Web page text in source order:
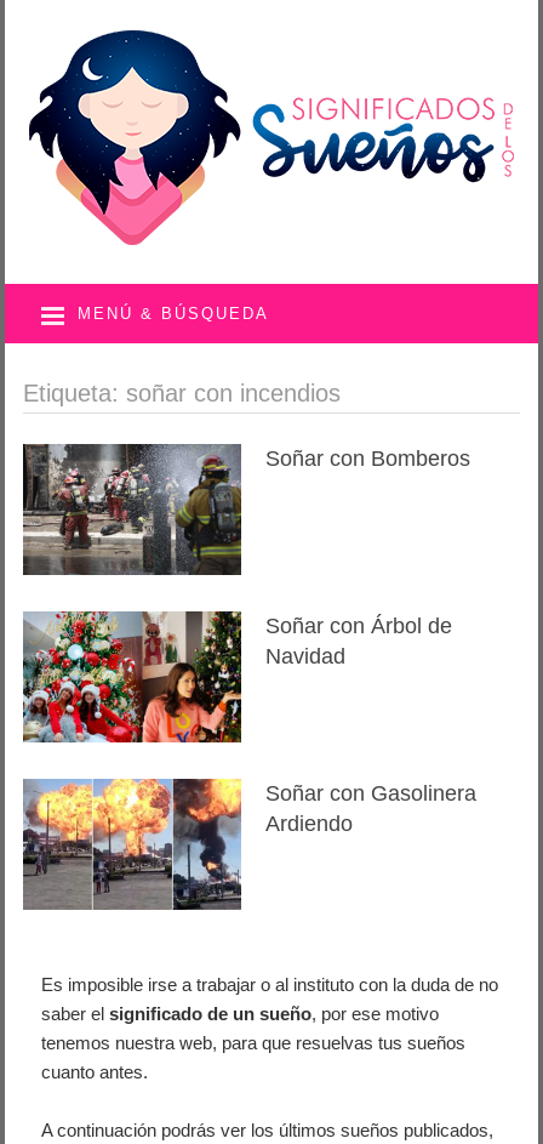
MENÚ & BÚSQUEDA
Etiqueta: soñar con incendios
Soñar con Bomberos
Soñar con Árbol de
Navidad
Soñar con Gasolinera
Ardiendo
Es imposible irse a trabajar o al instituto con la duda de no
saber elsignificado de un sueño, por ese motivo
tenemos nuestra web, para que resuelvas tus sueños
cuanto antes.
A continuación podrás ver los últimos sueños publicados,